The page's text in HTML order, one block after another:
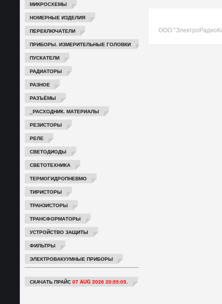
МИКРОСХЕМЫ
НОМЕРНЫЕ ИЗДЕЛИЯ
ПЕРЕКЛЮЧАТЕЛИ
ПРИБОРЫ. ИЗМЕРИТЕЛЬНЫЕ ГОЛОВКИ
ПУСКАТЕЛИ
РАДИАТОРЫ
РАЗНОЕ
РАЗЪЁМЫ
_РАСХОДНИК. МАТЕРИАЛЫ
РЕЗИСТОРЫ
РЕЛЕ
СВЕТОДИОДЫ
СВЕТОТЕХНИКА
ТЕРМОГИДРОПНЕВМО
ТИРИСТОРЫ
ТРАНЗИСТОРЫ
ТРАНСФОРМАТОРЫ
УСТРОЙСТВО ЗАЩИТЫ
ФИЛЬТРЫ
ЭЛЕКТРОВАКУУМНЫЕ ПРИБОРЫ
СКАЧАТЬ ПРАЙС 07 AUG 2026 20:55:05.
ООО